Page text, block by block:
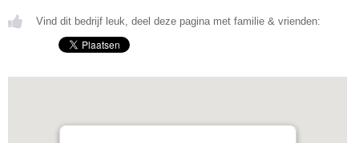
Vind dit bedrijf leuk, deel deze pagina met familie & vrienden: